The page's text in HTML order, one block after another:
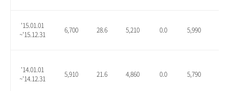
'15.01.01
~'15.12.31
6,700 28.6 5,210 0.0 5,990
'14.01.01
~'14.12.31
5,910 21.6 4,860 0.0 5,790